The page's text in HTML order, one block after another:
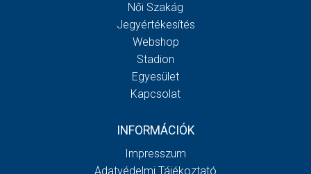
Női Szakág
Jegyértékesítés
Webshop
Stadion
Egyesület
Kapcsolat
INFORMÁCIÓK
Impresszum
Adatvédelmi Tájékoztató